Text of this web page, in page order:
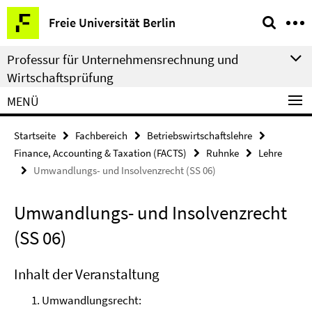
Springe
direkt
zu
Inhalt
Freie Universität Berlin
Service-
Navigation
Professur für Unternehmensrechnung und
Wirtschaftsprüfung
MENÜ
Startseite Fachbereich
Betriebswirtschaftslehre
Finance, Accounting & Taxation (FACTS)
Ruhnke
Lehre
Umwandlungs- und Insolvenzrecht (SS 06)
Umwandlungs- und Insolvenzrecht
(SS 06)
Inhalt der Veranstaltung
Umwandlungsrecht: